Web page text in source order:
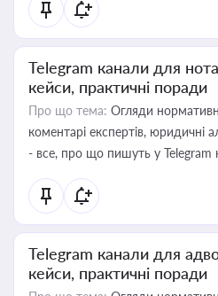
Telegram канали для
кейси, практичні поради
Про що тема: Огляди
коментарі експертів, юридичні
- все, про що пишуть у Telegram
Telegram канали для
кейси, практичні поради